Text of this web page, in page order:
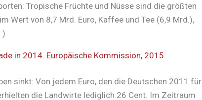
Tropische Früchte und Nüsse sind die größten
Wert von 8,7 Mrd. Euro, Kaffee und Tee (6,9 Mrd.),
in 2014. Europäische Kommission, 2015.
sinkt: Von jedem Euro, den die Deutschen 2011 für
die Landwirte lediglich 26 Cent. Im Zeitraum